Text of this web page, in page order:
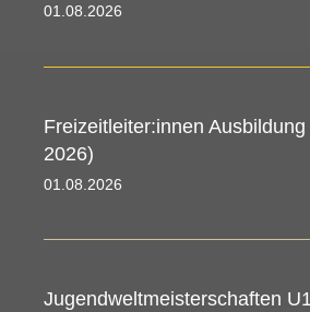
01.08.2026 00:00 - 09.08.2026 00:00
Freizeitleiter:innen
2026)
01.08.2026 00:00 - 09.08.2026 00:00
Jugendweltmeisterschaften